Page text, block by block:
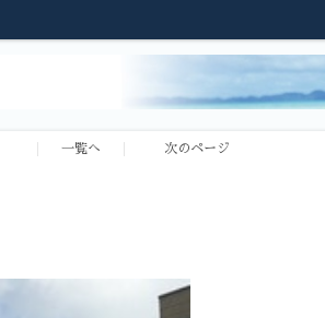
一覧へ 次のページ